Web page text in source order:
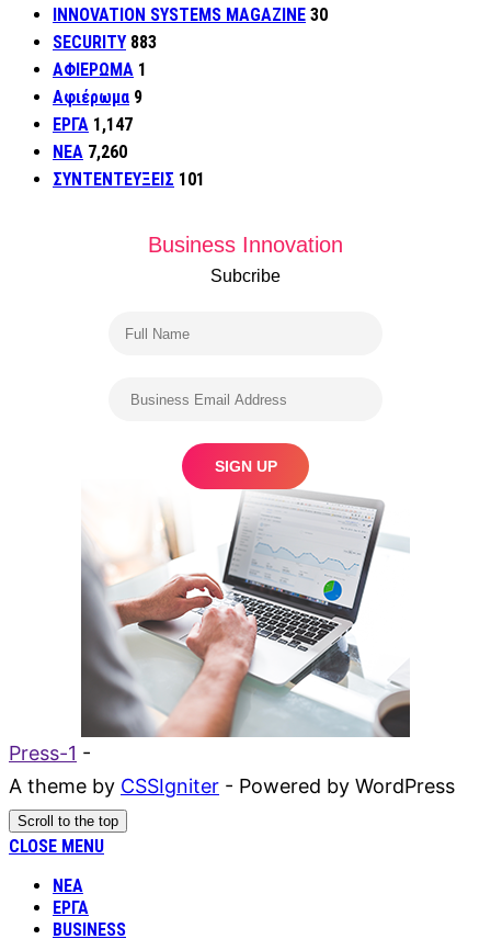
INNOVATION SYSTEMS MAGAZINE 30
SECURITY 883
ΑΦΙΕΡΩΜΑ 1
Αφιέρωμα 9
ΕΡΓΑ 1,147
ΝΕΑ 7,260
ΣΥΝΤΕΝΤΕΥΞΕΙΣ 101
Business Innovation
Subcribe
Press-1 -
A theme by CSSIgniter - Powered by WordPress
Scroll to the top
CLOSE MENU
ΝΕΑ
ΕΡΓΑ
BUSINESS